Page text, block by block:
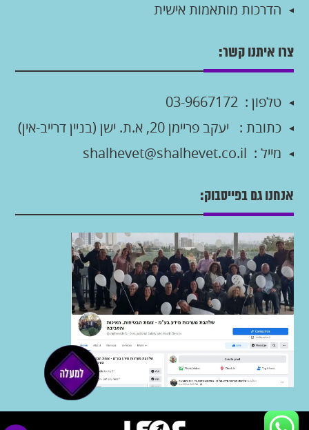
הדרכות מותאמות אישית
צרו איתנו קשר:
טלפון : 03-9667172
כתובת :
יעקב פריימן 20, א.ת. ישן (בניין דרייב-אין)
מייל : shalhevet@shalhevet.co.il
אנחנו גם בפייסבוק: